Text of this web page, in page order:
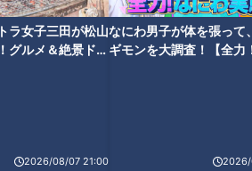
ラ女子三田が松山
グルメ＆絶景ドラ
2026/08/07 21:00
なにわ男子が体を張って
ギモンを大調査！【全力
2026/
胸試し
【八百津だんじり祭り】開催中